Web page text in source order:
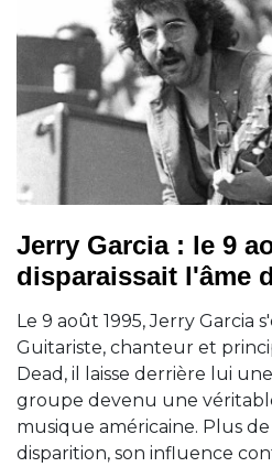
Jerry Garcia : le 9
disparaissait l'âme
Le 9 août 1995, Jerry Garcia
Guitariste, chanteur et
Dead, il laisse derrière lui
groupe devenu une
musique américaine. Plus
disparition, son influence